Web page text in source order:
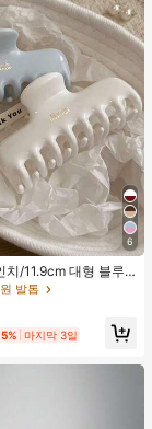
6
치/11.9cm 대형 블루
플라스틱 헤어 클로
, 캐주얼, 파티, 출퇴
타일링, 메이크업, 의
어 클립 바캉스 헤어
한 세련되고 다재다능
니멀한 단색 헤어 액
발톱
마지막 3일